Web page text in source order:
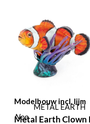
Modelbouw doelgroep
Volwassenen
Modelbouw dieren
Modelbouw incl. lijm
Nee
METAL EARTH
Metal Earth Clown